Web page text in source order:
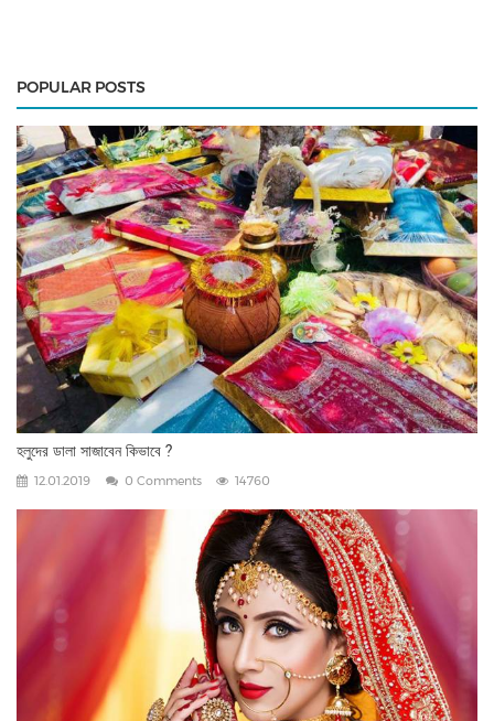
POPULAR POSTS
হলুদের ডালা সাজাবেন কিভাবে ?
12.01.2019 0 Comments 14760